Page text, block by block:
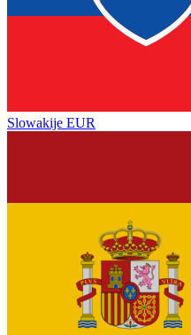
Slowakije EUR